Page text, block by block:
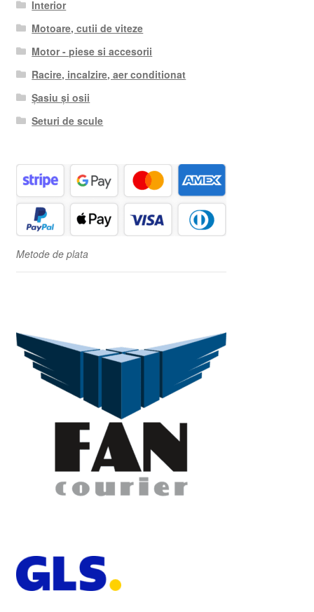
Interior
Motoare, cutii de viteze
Motor - piese si accesorii
Racire, incalzire, aer conditionat
Șasiu și osii
Seturi de scule
Metode de plata